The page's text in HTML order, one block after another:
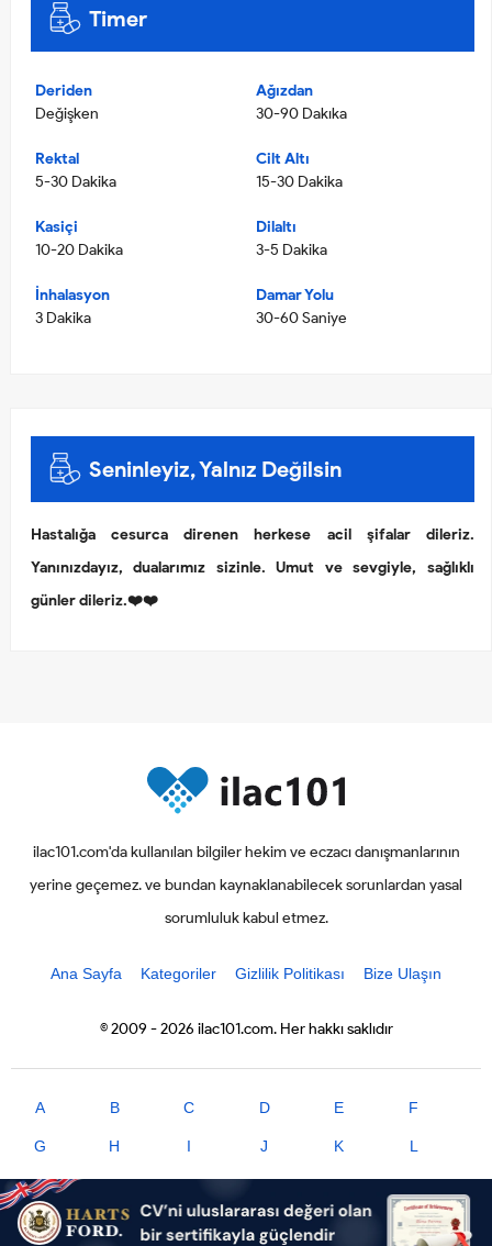
Timer
Deriden
Değişken
Ağızdan
30-90 Dakıka
Rektal
5-30 Dakika
Cilt Altı
15-30 Dakika
Kasiçi
10-20 Dakika
Dilaltı
3-5 Dakika
İnhalasyon
3 Dakika
Damar Yolu
30-60 Saniye
Seninleyiz, Yalnız Değilsin
Hastalığa cesurca direnen herkese acil şifalar dileriz.
Yanınızdayız, dualarımız sizinle. Umut ve sevgiyle, sağlıklı
günler dileriz.❤️❤️
ilac101.com'da kullanılan bilgiler hekim ve eczacı danışmanlarının
yerine geçemez. ve bundan kaynaklanabilecek sorunlardan yasal
sorumluluk kabul etmez.
Ana Sayfa Kategoriler Gizlilik Politikası Bize Ulaşın
© 2009 - 2026 ilac101.com. Her hakkı saklıdır
A B C D E F
G H I J K L
M N O P R S
T U X Y Z